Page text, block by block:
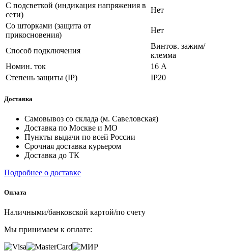
С подсветкой (индикация напряжения в
сети)
Нет
Со шторками (защита от
прикосновения)
Нет
Способ подключения
Винтов. зажим/
клемма
Номин. ток
16 А
Степень защиты (IP)
IP20
Доставка
Самовывоз со склада (м. Савеловская)
Доставка по Москве и МО
Пункты выдачи по всей России
Срочная доставка курьером
Доставка до ТК
Подробнее о доставке
Оплата
Наличными/банковской картой/по счету
Мы принимаем к оплате: